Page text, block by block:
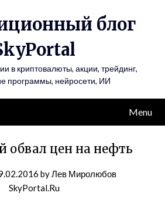
блог
в криптовалюты, акции, трейдинг,
программы, нейросети, ИИ
Menu
обвал цен на нефть
byЛев Миролюбов
SkyPortal.Ru